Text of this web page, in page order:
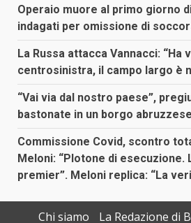
Operaio muore al primo giorno
indagati per omissione di
La Russa attacca Vannacci: “Ha
centrosinistra, il campo largo è
“Vai via dal nostro paese”,
bastonate in un borgo abruzzese
Commissione Covid, scontro
Meloni: “Plotone di esecuzione.
premier”. Meloni replica: “La
Chi siamo La Redazione di